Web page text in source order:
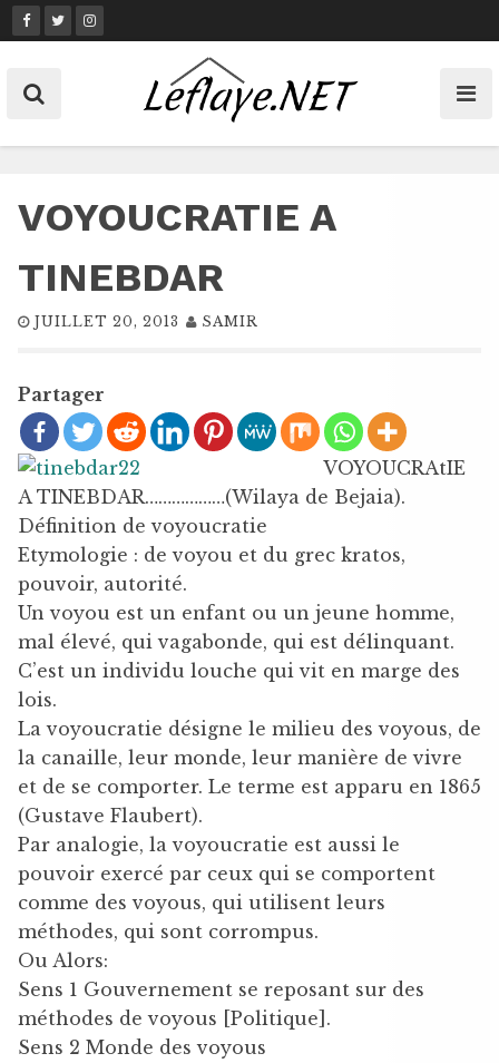
Skip
to
VOYOUCRATIE A
TINEBDAR
JUILLET 20, 2013 SAMIR
Partager
VOYOUCRAtIE
A TINEBDAR………………(Wilaya de Bejaia).
Définition de voyoucratie
Etymologie : de voyou et du grec kratos,
pouvoir, autorité.
Un voyou est un enfant ou un jeune homme,
mal élevé, qui vagabonde, qui est délinquant.
C’est un individu louche qui vit en marge des
lois.
La voyoucratie désigne le milieu des voyous, de
la canaille, leur monde, leur manière de vivre
et de se comporter. Le terme est apparu en 1865
(Gustave Flaubert).
Par analogie, la voyoucratie est aussi le
pouvoir exercé par ceux qui se comportent
comme des voyous, qui utilisent leurs
méthodes, qui sont corrompus.
Ou Alors:
Sens 1 Gouvernement se reposant sur des
méthodes de voyous [Politique].
Sens 2 Monde des voyous